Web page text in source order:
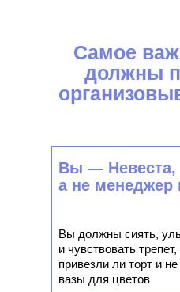
Вы — Невеста,
а не менеджер
Вы должны сиять,
и чувствовать
привезли ли торт и
вазы для цветов
Самое
должны